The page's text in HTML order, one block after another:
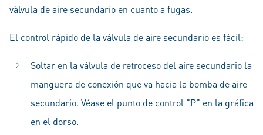
válvula de aire secundario en cuanto a fugas.
El control rápido de la válvula de aire secundario es fácil:
Soltar en la válvula de retroceso del aire secundario la
manguera de conexión que va hacia la bomba de aire
secundario. Véase el punto de control “P” en la gráfica
en el dorso.